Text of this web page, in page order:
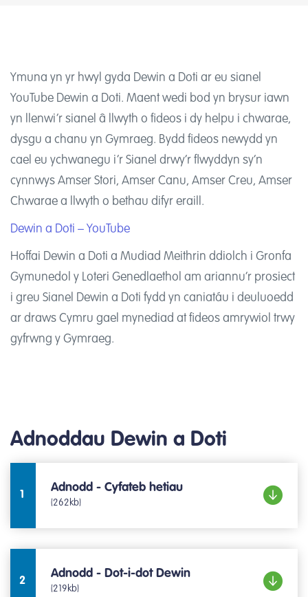
Ymuna yn yr hwyl gyda Dewin a Doti ar eu sianel
YouTube Dewin a Doti. Maent wedi bod yn brysur iawn
yn llenwi’r sianel â llwyth o fideos i dy helpu i chwarae,
dysgu a chanu yn Gymraeg. Bydd fideos newydd yn
cael eu ychwanegu i’r Sianel drwy’r flwyddyn sy’n
cynnwys Amser Stori, Amser Canu, Amser Creu, Amser
Chwarae a llwyth o bethau difyr eraill.
Dewin a Doti – YouTube
Hoffai Dewin a Doti a Mudiad Meithrin ddiolch i Gronfa
Gymunedol y Loteri Genedlaethol am ariannu’r prosiect
i greu Sianel Dewin a Doti fydd yn caniatáu i deuluoedd
ar draws Cymru gael mynediad at fideos amrywiol trwy
gyfrwng y Gymraeg.
Adnoddau Dewin a Doti
1
Adnodd - Cyfateb hetiau
(262kb)
2
Adnodd - Dot-i-dot Dewin
(219kb)